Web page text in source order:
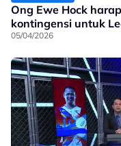
Ong Ewe Hock
kontingensi untuk
05/04/2026